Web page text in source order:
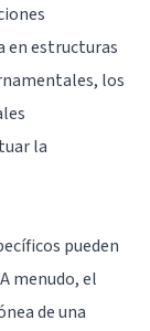
en estructuras
los
la
pueden
menudo, el
de una